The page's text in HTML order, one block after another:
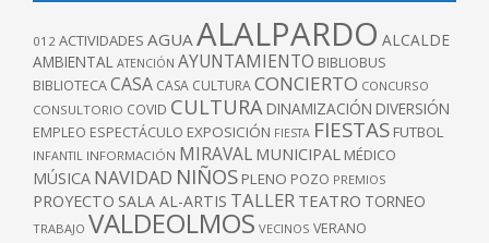
012 ACTIVIDADES AGUAALALPARDO ALCALDE
AMBIENTAL ATENCIÓN AYUNTAMIENTO BIBLIOBUS
BIBLIOTECACASA CASA CULTURACONCIERTO CONCURSO
CONSULTORIO COVID CULTURA DINAMIZACIÓN DIVERSIÓN
EMPLEO ESPECTÁCULO EXPOSICIÓN FIESTA FIESTAS FUTBOL
INFANTIL INFORMACIÓN MIRAVAL MUNICIPAL MÉDICO
MÚSICA NAVIDAD NIÑOS PLENO POZO PREMIOS
PROYECTO SALA AL-ARTIS TALLER TEATRO TORNEO
TRABAJO VALDEOLMOS VECINOS VERANO